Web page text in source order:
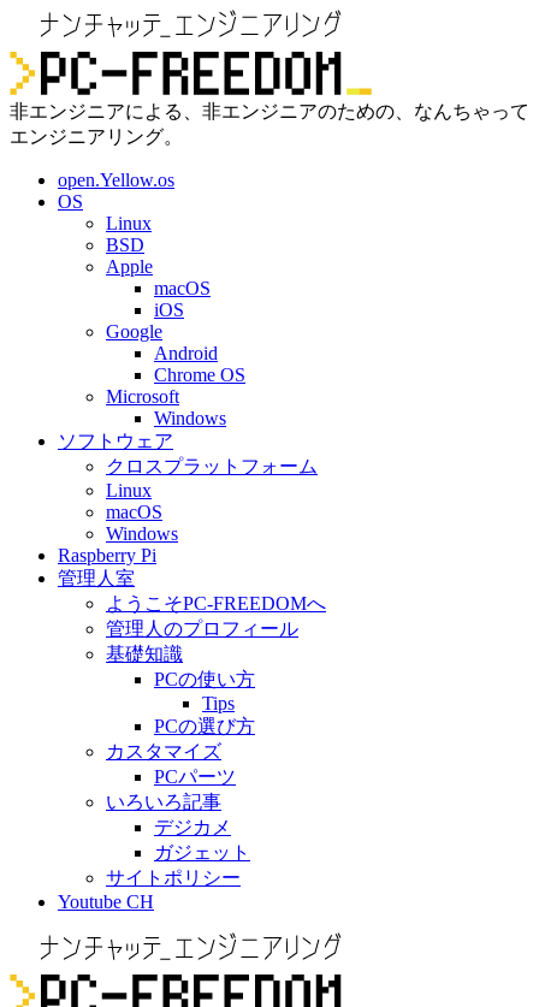
非エンジニアによる、非エンジニアのための、なんちゃって
エンジニアリング。
open.Yellow.os
OS
Linux
BSD
Apple
macOS
iOS
Google
Android
Chrome OS
Microsoft
Windows
ソフトウェア
クロスプラットフォーム
Linux
macOS
Windows
Raspberry Pi
管理人室
ようこそPC-FREEDOMへ
管理人のプロフィール
基礎知識
PCの使い方
Tips
PCの選び方
カスタマイズ
PCパーツ
いろいろ記事
デジカメ
ガジェット
サイトポリシー
Youtube CH